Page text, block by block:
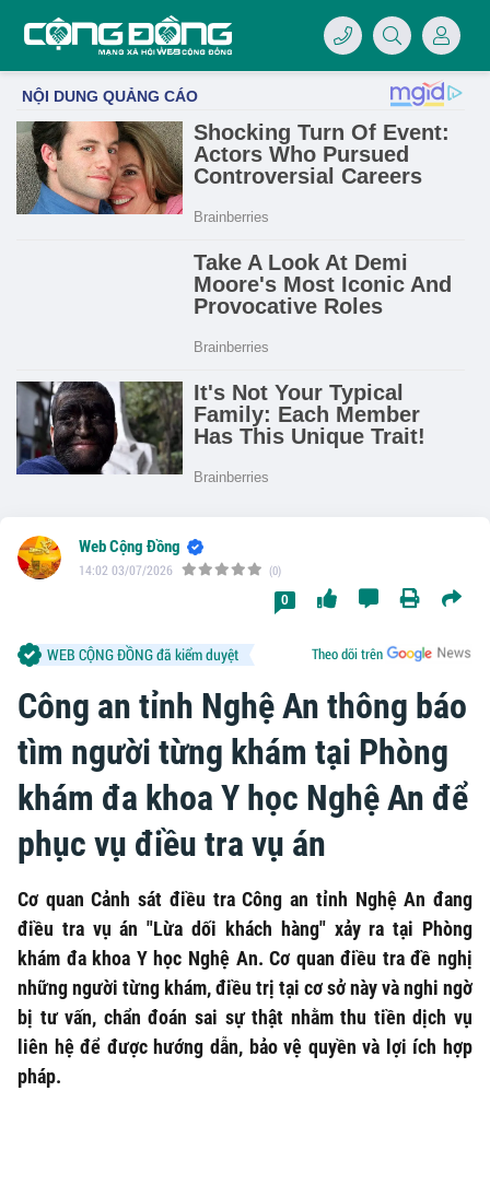
Công an tỉnh Nghệ An thông báo
tìm người từng khám tại Phòng
khám đa khoa Y học Nghệ An để
phục vụ điều tra vụ án
Cơ quan Cảnh sát điều tra Công an tỉnh Nghệ An đang
điều tra vụ án "Lừa dối khách hàng" xảy ra tại Phòng
khám đa khoa Y học Nghệ An. Cơ quan điều tra đề nghị
những người từng khám, điều trị tại cơ sở này và nghi ngờ
bị tư vấn, chẩn đoán sai sự thật nhằm thu tiền dịch vụ
liên hệ để được hướng dẫn, bảo vệ quyền và lợi ích hợp
pháp.
Web Cộng Đồng
14:02 03/07/2026 (0)
0
Theo dõi trên
WEB CỘNG ĐỒNG đã kiểm duyệt
07/LOGO-